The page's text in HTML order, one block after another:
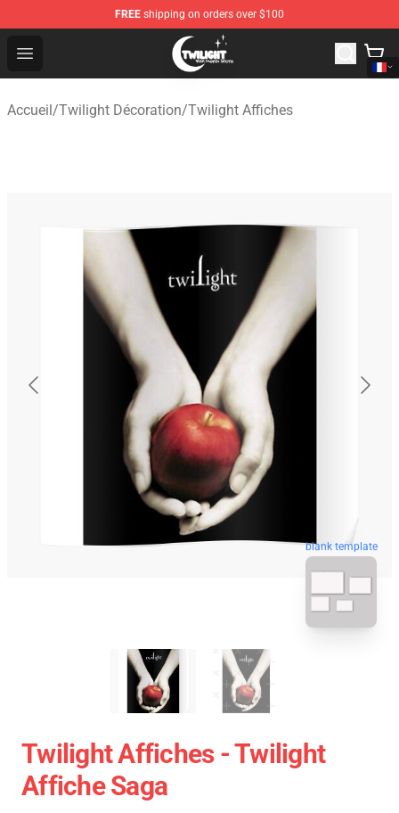
FREE shipping on orders over $100
Open menu
Twilight Store - Official Twilight Merchandise Shop
Accueil/Twilight Décoration/Twilight Affiches
blank template
Twilight Affiches - Twilight
Affiche Saga